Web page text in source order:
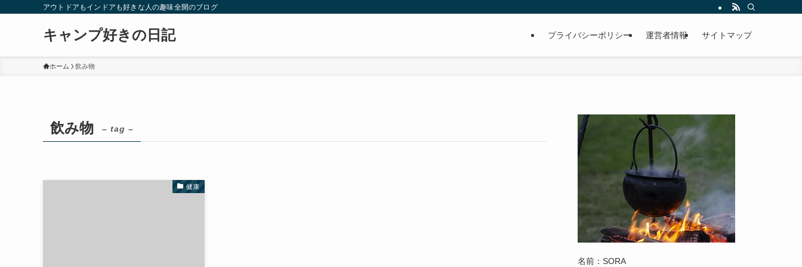
アウトドアもインドアも好きな人の趣味全開のブログ
キャンプ好きの日記 プライバシーポリシー 運営者情報 サイトマップ
ホーム 飲み物
飲み物 – tag –
健康
名前：SORA